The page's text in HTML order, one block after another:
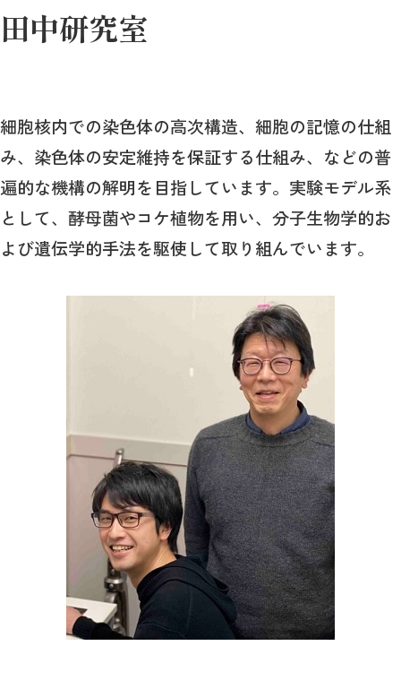
田中研究室
細胞核内での染色体の高次構造、細胞の記憶の仕組
み、染色体の安定維持を保証する仕組み、などの普
遍的な機構の解明を目指しています。実験モデル系
として、酵母菌やコケ植物を用い、分子生物学的お
よび遺伝学的手法を駆使して取り組んでいます。